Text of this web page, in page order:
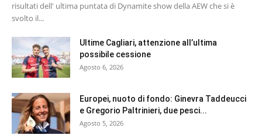
risultati dell' ultima puntata di Dynamite show della AEW che si è
svolto il...
Ultime Cagliari, attenzione all’ultima
possibile cessione
Agosto 6, 2026
Europei, nuoto di fondo: Ginevra Taddeucci
e Gregorio Paltrinieri, due pesci...
Agosto 5, 2026